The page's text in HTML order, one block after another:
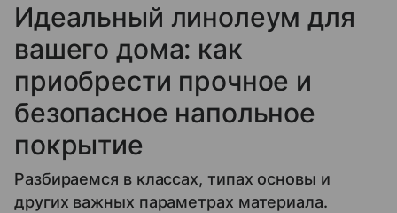
Идеальный линолеум для
вашего дома: как
приобрести прочное и
безопасное напольное
покрытие
Разбираемся в классах, типах основы и
других важных параметрах материала.